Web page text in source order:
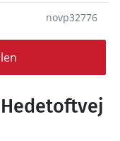
novp32776
Hedetoftvej